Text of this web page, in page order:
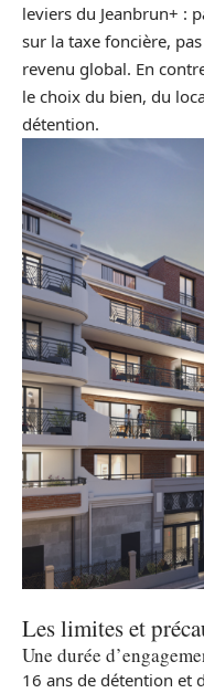
leviers du Jeanbrun+ :
sur la taxe foncière,
revenu global. En
le choix du bien, du
détention.
Les limites et
Une durée
16 ans de détention et